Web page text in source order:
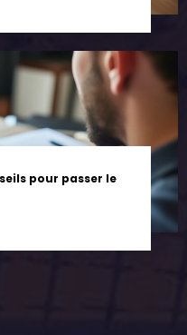
pour passer le